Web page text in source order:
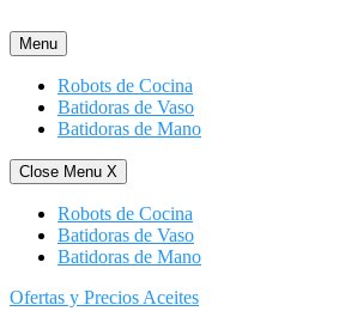
al
contenido
Menu
Robots de Cocina
Batidoras de Vaso
Batidoras de Mano
Close Menu X
Robots de Cocina
Batidoras de Vaso
Batidoras de Mano
Ofertas y Precios Aceites